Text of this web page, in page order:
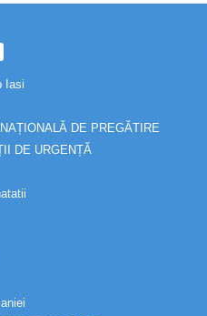
Iasi
DE PREGĂTIRE
DE URGENȚĂ